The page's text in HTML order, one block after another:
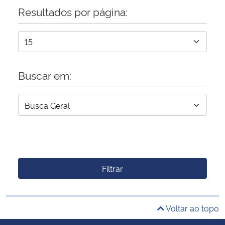
Resultados por página:
Buscar em:
Filtrar
Voltar ao topo